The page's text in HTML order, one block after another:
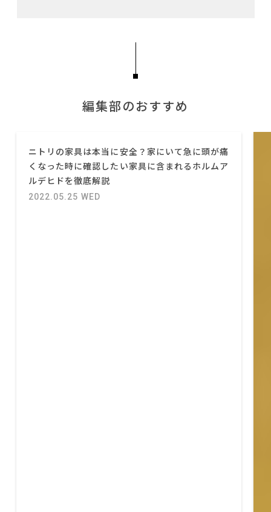
編集部のおすすめ
ニトリの家具は本当に安全？家にいて急に頭が痛
くなった時に確認したい家具に含まれるホルムア
ルデヒドを徹底解説
2022.05.25 WED